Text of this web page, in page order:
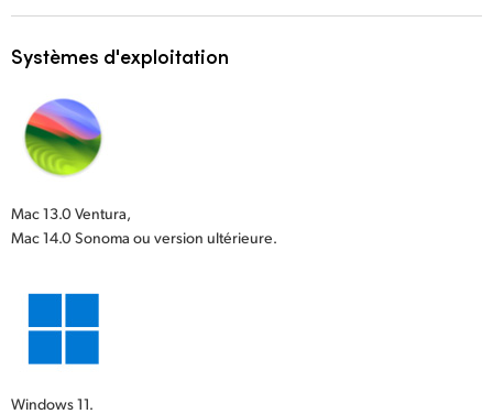
Systèmes d'exploitation
Mac 13.0 Ventura,
Mac 14.0 Sonoma ou version ultérieure.
Windows 11.